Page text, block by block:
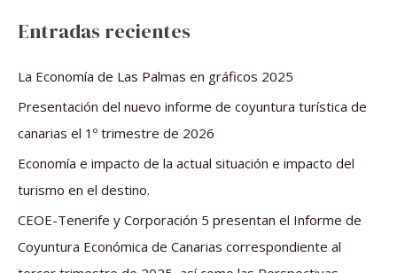
a
r
Entradas recientes
La Economía de Las Palmas en gráficos 2025
Presentación del nuevo informe de coyuntura turística de
canarias el 1º trimestre de 2026
Economía e impacto de la actual situación e impacto del
turismo en el destino.
CEOE-Tenerife y Corporación 5 presentan el Informe de
Coyuntura Económica de Canarias correspondiente al